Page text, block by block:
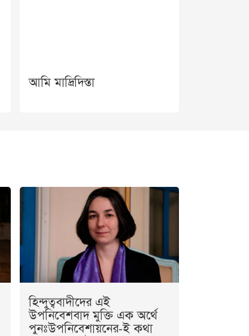
আমি মাদ্রিদিস্তা
হিন্দুত্ববাদীদের এই
উপনিবেশবাদ মুক্তি এক অর্থে
পুনঃউপনিবেশায়নের-ই কথা